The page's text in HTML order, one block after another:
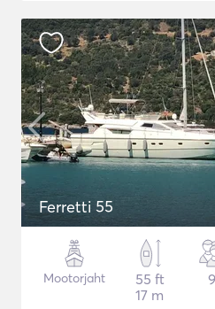
Ferretti 55
Mootorjaht
55 ft
17 m
9